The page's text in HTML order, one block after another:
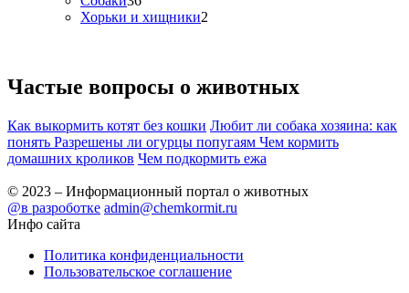
Хорьки и хищники2
Частые вопросы о животных
Как выкормить котят без кошки Любит ли собака хозяина: как
понять Разрешены ли огурцы попугаям Чем кормить
домашних кроликов Чем подкормить ежа
© 2023 – Информационный портал о животных
@в разроботке admin@chemkormit.ru
Инфо сайта
Политика конфиденциальности
Пользовательское соглашение